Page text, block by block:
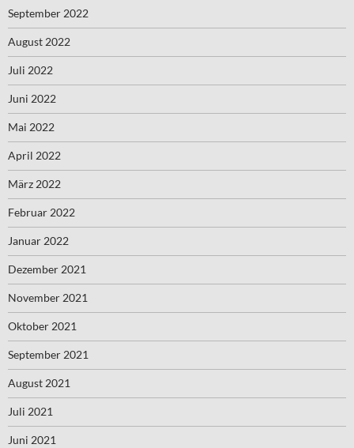
September 2022
August 2022
Juli 2022
Juni 2022
Mai 2022
April 2022
März 2022
Februar 2022
Januar 2022
Dezember 2021
November 2021
Oktober 2021
September 2021
August 2021
Juli 2021
Juni 2021